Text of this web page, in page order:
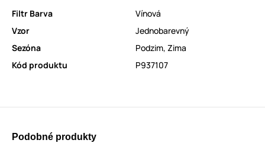
Filtr Barva
Vínová
Vzor
Jednobarevný
Sezóna
Podzim, Zima
Kód produktu
P937107
Podobné produkty